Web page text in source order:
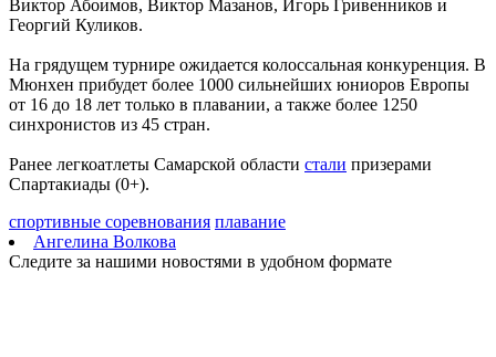
В похвистневском парке "Юбилейный" появилась новая
спортплощадка
09.08.2026 | 11:31
Самарца отправили в колонию за похищение телефона и
денег с карты
09.08.2026 | 11:28
В Тольятти спасли подростков на сапборде, которых унесло от
берега
09.08.2026 | 10:56
9 августа на нескольких улицах Самары не будет холодной
воды
09.08.2026 | 10:29
В Самарской области 9 августа около 5 часов действовала
беспилотная опасность
Виктор Абоимов, Виктор Мазанов, Игорь Гривенников и
Георгий Куликов.
На грядущем турнире ожидается колоссальная конкуренция. В
Мюнхен прибудет более 1000 сильнейших юниоров Европы
от 16 до 18 лет только в плавании, а также более 1250
синхронистов из 45 стран.
Ранее легкоатлеты Самарской области стали призерами
Спартакиады (0+).
спортивные соревнования плавание
Ангелина Волкова
Следите за нашими новостями в удобном формате